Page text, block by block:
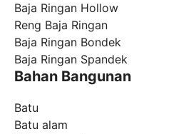
Baja Ringan Hollow
Reng Baja Ringan
Baja Ringan Bondek
Baja Ringan Spandek
Bahan Bangunan
Batu
Batu alam